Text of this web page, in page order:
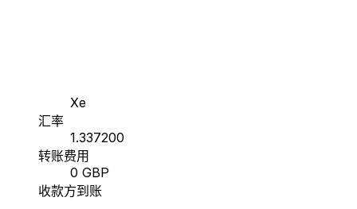
Xe
汇率
1.337200
转账费用
0 GBP
收款方到账